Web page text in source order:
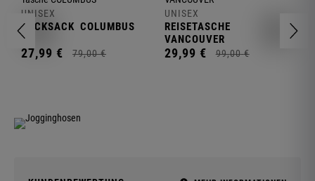
UNISEX
RUCKSACK COLUMBUS
27,99 € 79,00 €
UNISEX
REISETASCHE
VANCOUVER
29,99 € 99,00 €